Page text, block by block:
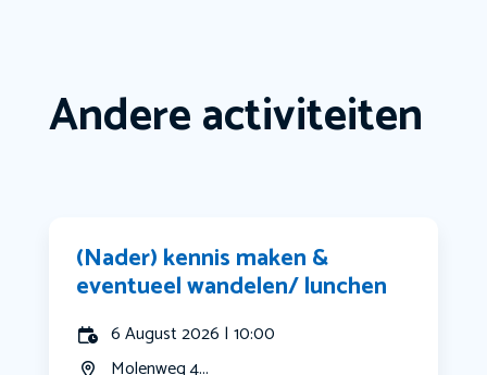
Andere activiteiten
(Nader) kennis maken &
eventueel wandelen/ lunchen
6 August 2026 | 10:00